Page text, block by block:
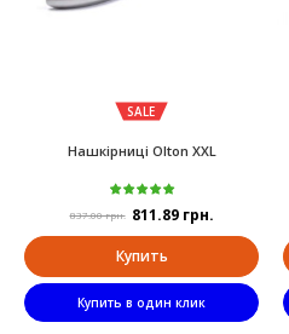
SALE
Нашкірниці Olton XXL
837.00 грн. 811.89 грн.
Купить
Купить в один клик